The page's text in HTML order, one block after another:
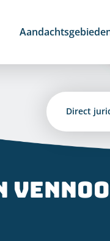
Direct